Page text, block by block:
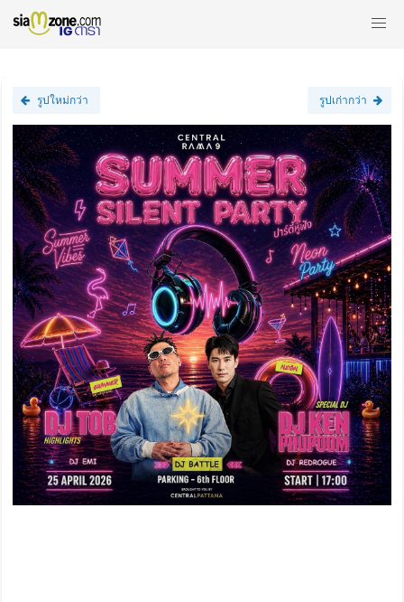
รูปใหม่กว่า รูปเก่ากว่า